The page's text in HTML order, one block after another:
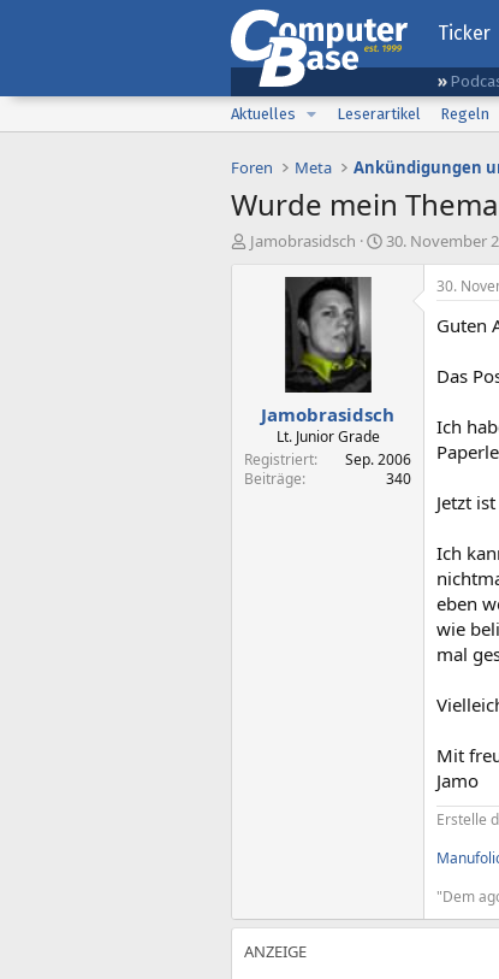
Ticker
Aktuelles
Leserartikel Regeln
Foren Meta Ankündigungen
Wurde mein
E
Jamobrasidsch
E
a
30. November
Jamobrasidsch
Lt. Junior Grade
Registriert
Sep. 2006
Beiträge
340
30.
Guten
Das
Ich
Jetzt
Ich
eben
wie
mal
Mit
Jamo
Erstelle
"Dem